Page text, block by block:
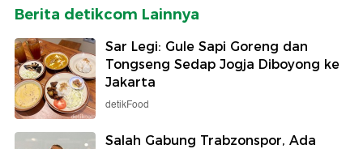
Berita detikcom Lainnya
Sar Legi: Gule Sapi Goreng dan
Tongseng Sedap Jogja Diboyong ke
Jakarta
detikFood
Salah Gabung Trabzonspor, Ada